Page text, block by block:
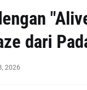
dari
2026